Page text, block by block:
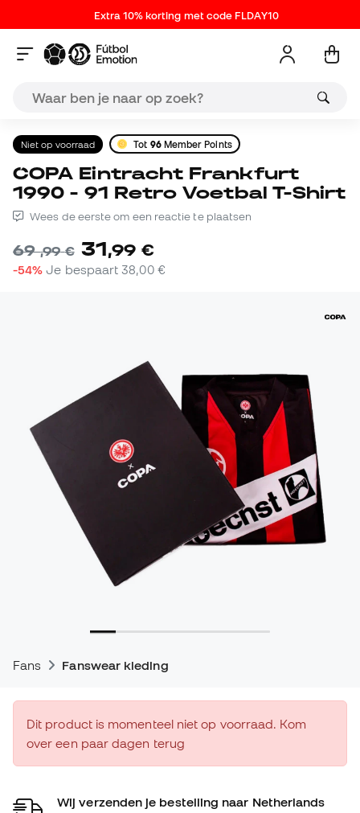
Extra 10% korting met code FLDAY10
Niet op voorraad Tot 96Member Points
COPA Eintracht Frankfurt
1990 - 91 Retro Voetbal T-Shirt
Wees de eerste om een reactie te plaatsen
69,99 € 31,99 €
-54% Je bespaart38,00 €
Fans Fanswear kleding
Dit product is momenteel niet op voorraad. Kom
over een paar dagen terug
Wij verzenden je bestelling naar Netherlands